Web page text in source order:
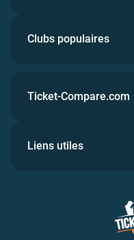
Clubs populaires
Ticket-Compare.com
Liens utiles